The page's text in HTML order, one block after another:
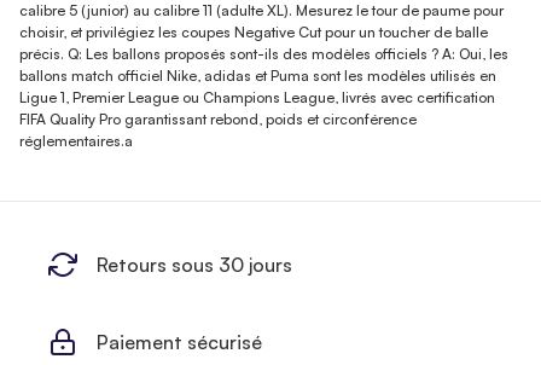
calibre 5 (junior) au calibre 11 (adulte XL). Mesurez le tour de paume pour
choisir, et privilégiez les coupes Negative Cut pour un toucher de balle
précis. Q: Les ballons proposés sont-ils des modèles officiels ? A: Oui, les
ballons match officiel Nike, adidas et Puma sont les modèles utilisés en
Ligue 1, Premier League ou Champions League, livrés avec certification
FIFA Quality Pro garantissant rebond, poids et circonférence
réglementaires.a
Retours sous 30 jours
Paiement sécurisé